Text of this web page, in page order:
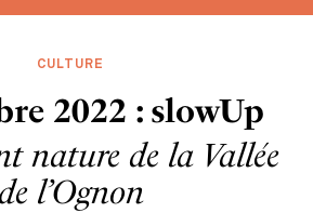
CULTURE
2022 : slowUp
nature de la Vallée
de l’Ognon